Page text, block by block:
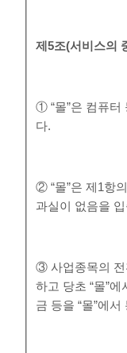
제5조(서비스의
① “몰”은 컴퓨터
다.
② “몰”은 제1항
과실이 없음을
③ 사업종목의 전
하고 당초 “몰”
금 등을 “몰”에